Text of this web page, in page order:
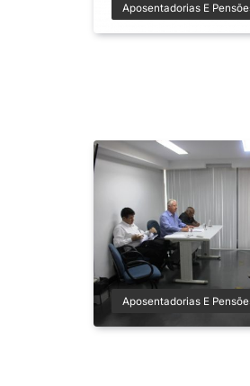
Aposentadorias E
Aposentadorias E